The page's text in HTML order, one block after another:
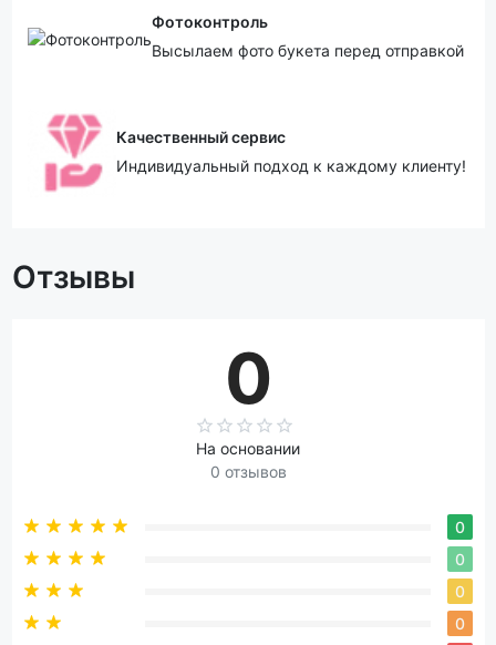
Фотоконтроль
Высылаем фото букета перед отправкой
Качественный сервис
Индивидуальный подход к каждому клиенту!
Отзывы
0
На основании
0 отзывов
0
0
0
0